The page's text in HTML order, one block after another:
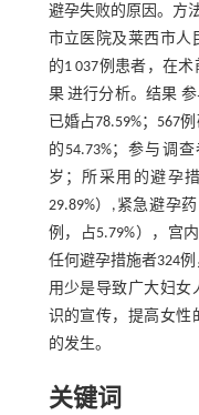
避孕失败的原因。方
市立医院及莱西市人
的1 037例患者，在
果 进行分析。结果 参
已婚占78.59%；567
的54.73%；参与调
岁；所采用的避孕
29.89%）,紧急避孕
例，占5.79%），宫
任何避孕措施者324
用少是导致广大妇女
识的宣传，提高女性
的发生。
关键词